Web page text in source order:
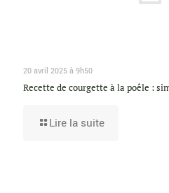
20 avril 2025 à 9h50
Recette de courgette à la poêle :
Lire la suite